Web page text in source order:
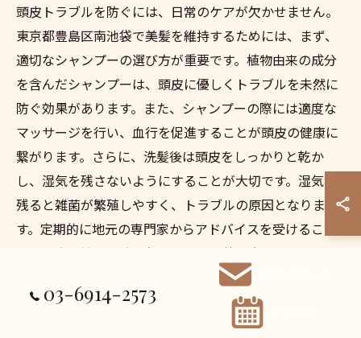
頭皮トラブルを防ぐには、日常のケアが欠かせません。
東京都豊島区南池袋で美髪を維持するためには、まず、
適切なシャンプーの選び方が重要です。植物由来の成分
を含んだシャンプーは、頭皮に優しくトラブルを未然に
防ぐ効果があります。また、シャンプーの際には適度な
マッサージを行い、血行を促進することが頭皮の健康に
繋がります。さらに、洗髪後は頭皮をしっかりと乾か
し、湿気を残さないようにすることが大切です。湿気が
残ると雑菌が繁殖しやすく、トラブルの原因となりま
す。定期的に地元の専門家からアドバイスを受けること
も、頭皮環境を最適に保つための有効な方法です。これ
らの注意点を守ることで、頭皮トラブルを未然に防ぎ、
美髪を育てることができるでしょう。
03-6914-2573